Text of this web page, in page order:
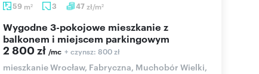
59 m2 3 47zł/m2
Wygodne 3-pokojowe mieszkanie z
balkonem i miejscem parkingowym
2 800 zł /mc + czynsz: 800 zł
mieszkanie Wrocław, Fabryczna, Muchobór Wielki,